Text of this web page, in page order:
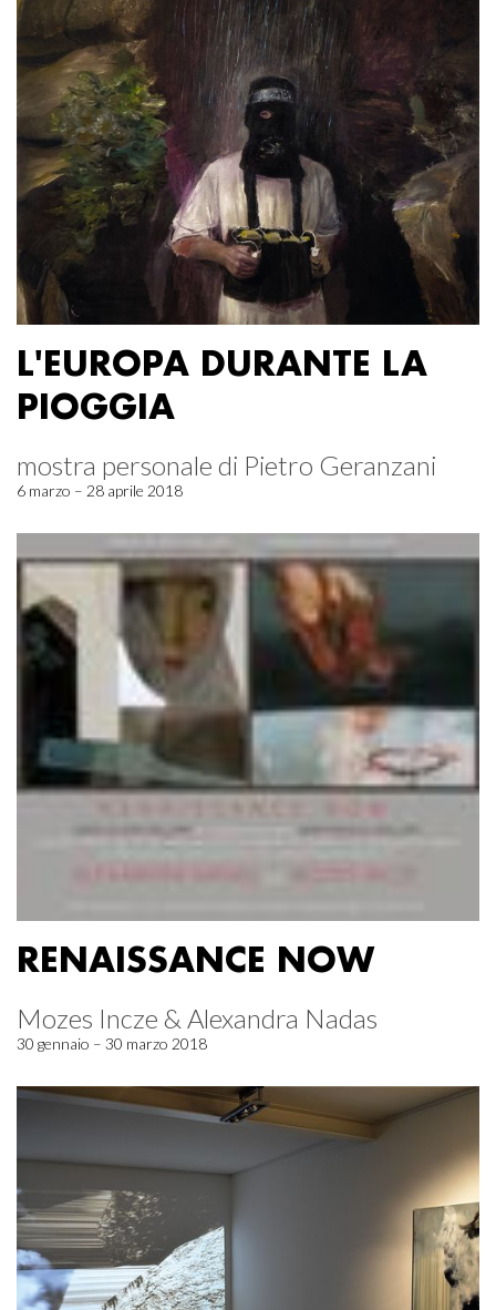
L'EUROPA DURANTE LA
PIOGGIA
mostra personale di Pietro Geranzani
6 marzo – 28 aprile 2018
RENAISSANCE NOW
Mozes Incze & Alexandra Nadas
30 gennaio – 30 marzo 2018